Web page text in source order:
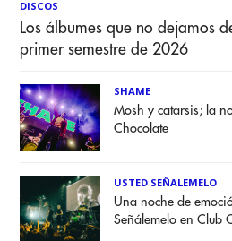
DISCOS
Los álbumes que no dejamos
primer semestre de 2026
SHAME
Mosh y catarsis; la
Chocolate
USTED SEÑALEMELO
Una noche de
Señálemelo en Club